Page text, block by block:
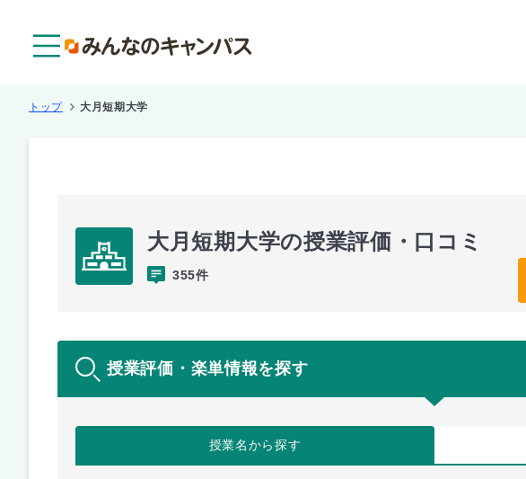
トップ 大月短期大学
大月短期大学の授業評価・口コミ
355件
授業評価・楽単情報を探す
授業名から探す